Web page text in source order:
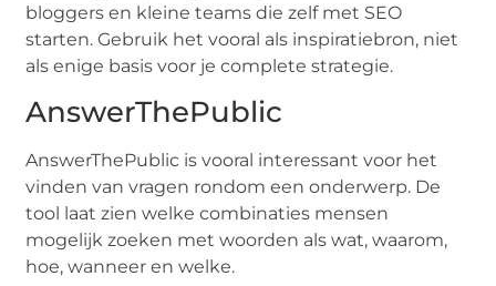
bloggers en kleine teams die zelf met SEO
starten. Gebruik het vooral als inspiratiebron, niet
als enige basis voor je complete strategie.
AnswerThePublic
AnswerThePublic is vooral interessant voor het
vinden van vragen rondom een onderwerp. De
tool laat zien welke combinaties mensen
mogelijk zoeken met woorden als wat, waarom,
hoe, wanneer en welke.